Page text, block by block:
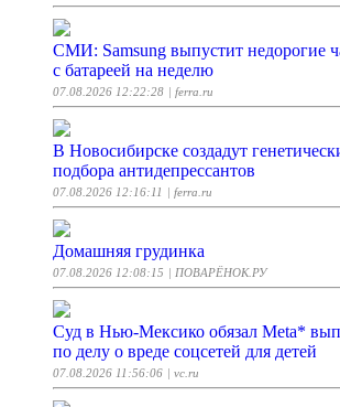
СМИ: Samsung выпустит недорогие
с батареей на неделю
07.08.2026 12:22:28 | ferra.ru
В Новосибирске создадут
подбора антидепрессантов
07.08.2026 12:16:11 | ferra.ru
Домашняя грудинка
07.08.2026 12:08:15 | ПОВАРЁНОК.РУ
Суд в Нью-Мексико обязал Meta*
по делу о вреде соцсетей для детей
07.08.2026 11:56:06 | vc.ru